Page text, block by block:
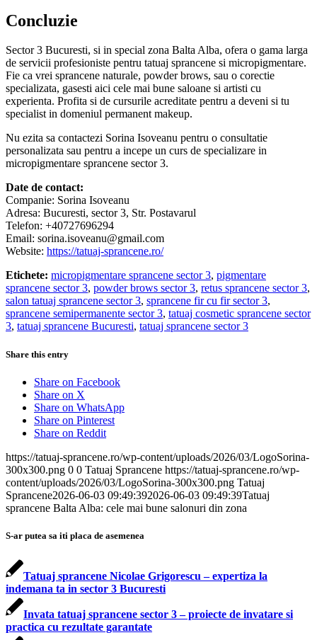
Concluzie
Sector 3 Bucuresti, si in special zona Balta Alba, ofera o gama larga
de servicii profesioniste pentru tatuaj sprancene si micropigmentare.
Fie ca vrei sprancene naturale, powder brows, sau o corectie
specializata, gasesti aici cele mai bune saloane si artisti cu
experienta. Profita si de cursurile acreditate pentru a deveni si tu
specialist in domeniul permanent makeup.
Nu ezita sa contactezi Sorina Isoveanu pentru o consultatie
personalizata sau pentru a incepe un curs de specializare in
micropigmentare sprancene sector 3.
Date de contact:
Companie: Sorina Isoveanu
Adresa: Bucuresti, sector 3, Str. Postavarul
Telefon: +40727696294
Email: sorina.isoveanu@gmail.com
Website: https://tatuaj-sprancene.ro/
Etichete: micropigmentare sprancene sector 3, pigmentare
sprancene sector 3, powder brows sector 3, retus sprancene sector 3,
salon tatuaj sprancene sector 3, sprancene fir cu fir sector 3,
sprancene semipermanente sector 3, tatuaj cosmetic sprancene sector
3, tatuaj sprancene Bucuresti, tatuaj sprancene sector 3
Share this entry
Share on Facebook
Share on X
Share on WhatsApp
Share on Pinterest
Share on Reddit
https://tatuaj-sprancene.ro/wp-content/uploads/2026/03/LogoSorina-
300x300.png 0 0 Tatuaj Sprancene https://tatuaj-sprancene.ro/wp-
content/uploads/2026/03/LogoSorina-300x300.png Tatuaj
Sprancene2026-06-03 09:49:392026-06-03 09:49:39Tatuaj
sprancene Balta Alba: cele mai bune salonuri din zona
S-ar putea sa iti placa de asemenea
Tatuaj sprancene Nicolae Grigorescu – expertiza la
indemana ta in sector 3 Bucuresti
Invata tatuaj sprancene sector 3 – proiecte de invatare si
practica cu rezultate garantate